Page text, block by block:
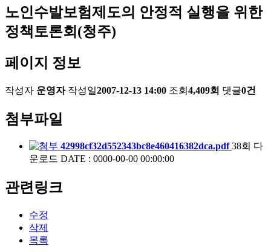
노인수발보험제도의 안정적 실행을 위한
정책토론회(청주)
페이지 정보
작성자 운영자 작성일2007-12-13 14:00 조회 4,409회 댓글0건
첨부파일
42998cf32d552343bc8e460416382dca.pdf 38회 다
운로드 DATE : 0000-00-00 00:00:00
관련링크
수정
삭제
목록